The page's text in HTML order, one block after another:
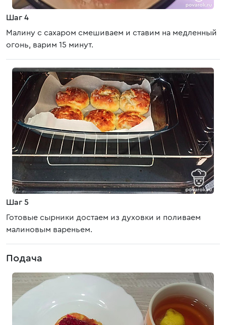
Шаг 4
Малину с сахаром смешиваем и ставим на медленный
огонь, варим 15 минут.
Шаг 5
Готовые сырники достаем из духовки и поливаем
малиновым вареньем.
Подача